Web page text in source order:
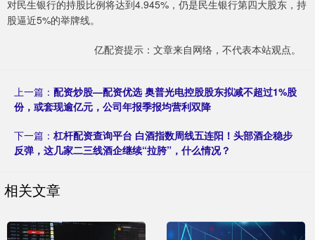
对民生银行的持股比例将达到4.945%，仍是民生银行第四大股东，持
股逼近5%的举牌线。
亿配资提示：文章来自网络，不代表本站观点。
上一篇： 配资炒股—配资优选 奥普光电控股股东拟减不超过1%股
份，或套现逾亿元，公司年报季报均营利双降
下一篇： 杠杆配资查询平台 白酒指数周线五连阳！头部酒企稳步
反弹，这几家二三线酒企继续“拉胯”，什么情况？
相关文章